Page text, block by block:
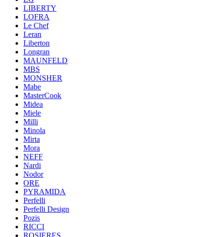
LIBERTY
LOFRA
Le Chef
Leran
Liberton
Longran
MAUNFELD
MBS
MONSHER
Mabe
MasterCook
Midea
Miele
Milli
Minola
Mirta
Mora
NEFF
Nardi
Nodor
ORE
PYRAMIDA
Perfelli
Perfelli Design
Pozis
RICCI
ROSIERES